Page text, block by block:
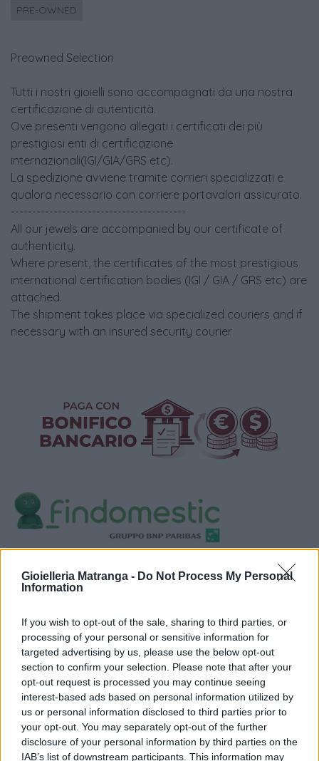
Gioielleria Matranga - Do Not Process My Personal
Information
If you wish to opt-out of the sale, sharing to third parties, or
processing of your personal or sensitive information for
targeted advertising by us, please use the below opt-out
section to confirm your selection. Please note that after your
opt-out request is processed you may continue seeing
interest-based ads based on personal information utilized by
us or personal information disclosed to third parties prior to
your opt-out. You may separately opt-out of the further
disclosure of your personal information by third parties on the
IAB’s list of downstream participants. This information may
PRE-OWNED
Preowned Selection
Tutti i nostri gioielli sono accompagnati da una nostra
certificazione di autenticità.
Ove presenti vengono allegati i certificati dei più
prestigiosi enti di certificazione
internazionali(IGI/GIA/GRS etc).
La spedizione avviene tramite corrieri specializzati e
qualora necessario con corriere portavalori assicurato.
-----------------------------------------
All our jewels are accompanied by our certificate of
authenticity.
Where present, the certificates of the most prestigious
international certification bodies (IGI / GIA / GRS etc) are
attached.
The shipment takes place via specialized couriers and if
necessary with an insured security courier
Politiche dei prezzi online
iRef:93
Google
4.8
Basato su 408 reviews
Powered byLocalImpact